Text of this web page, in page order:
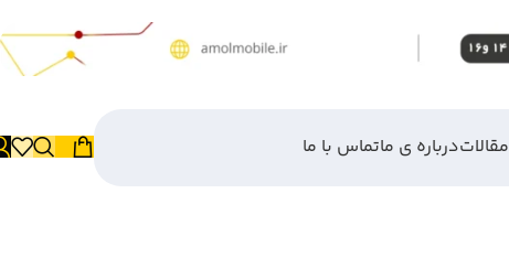
مقالاتدرباره ی ماتماس با ما